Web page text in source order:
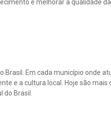
e melhorar a qualidade
Em cada município onde
e a cultura local. Hoje são mais
do Brasil.